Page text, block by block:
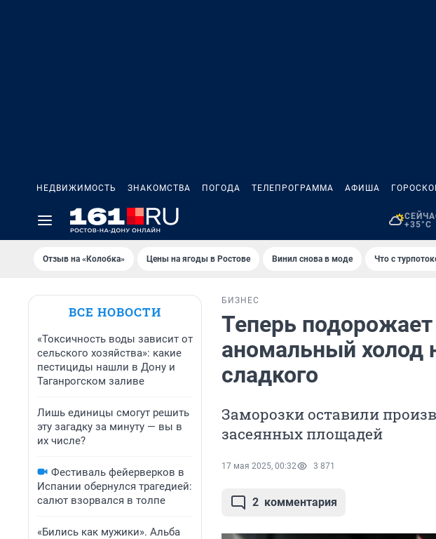
НЕДВИЖИМОСТЬ ЗНАКОМСТВА ПОГОДА ТЕЛЕПРОГРАММА АФИША
+35°C
Отзыв на «Колобка» Цены на ягоды в Ростове Винил снова в моде Что с
ВСЕ НОВОСТИ
«Токсичность воды зависит от
сельского хозяйства»: какие
пестициды нашли в Дону и
Таганрогском заливе
Лишь единицы смогут решить
эту загадку за минуту — вы в
их числе?
Фестиваль фейерверков в
Испании обернулся трагедией:
салют взорвался в толпе
«Бились как мужики». Альба
БИЗНЕС
Теперь
аномальный холод
сладкого
Заморозки оставили
засеянных площадей
17 мая 2025, 00:32 3 871
2 комментария